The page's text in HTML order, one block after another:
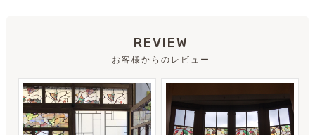
REVIEW
お客様からのレビュー